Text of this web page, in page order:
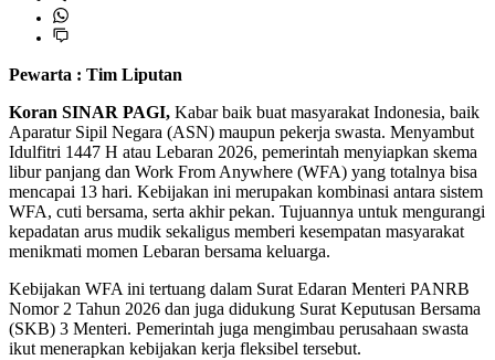
Pewarta : Tim Liputan
Koran SINAR PAGI, Kabar baik buat masyarakat Indonesia, baik
Aparatur Sipil Negara (ASN) maupun pekerja swasta. Menyambut
Idulfitri 1447 H atau Lebaran 2026, pemerintah menyiapkan skema
libur panjang dan Work From Anywhere (WFA) yang totalnya bisa
mencapai 13 hari. Kebijakan ini merupakan kombinasi antara sistem
WFA, cuti bersama, serta akhir pekan. Tujuannya untuk mengurangi
kepadatan arus mudik sekaligus memberi kesempatan masyarakat
menikmati momen Lebaran bersama keluarga.
Kebijakan WFA ini tertuang dalam Surat Edaran Menteri PANRB
Nomor 2 Tahun 2026 dan juga didukung Surat Keputusan Bersama
(SKB) 3 Menteri. Pemerintah juga mengimbau perusahaan swasta
ikut menerapkan kebijakan kerja fleksibel tersebut.